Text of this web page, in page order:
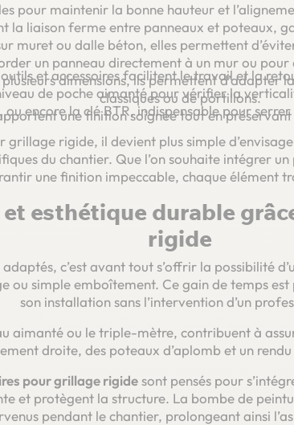
pour maintenir la bonne hauteur et
la liaison ferme entre panneaux et poteaux,
muret ou dalle béton, elles permettent
un panneau directement à un mur ou
dimensions, ils permettent d’adapter
classiques ou de portillons.
une finition soignée tout en préservant
et accessoires facilitent le travail et la
de poche aimanté pour vérifier la
ou encore la clé BTR, indispensable pour
grillage rigide, il devient plus simple
du chantier. Que l’on souhaite intégrer
une finition impeccable, chaque élément
esthétique durable
rigide
adaptés, c’est avant tout s’offrir la possibilité
ou simple emboîtement. Ce gain de temps
son installation sans l’intervention d’un
aimanté ou le triple-mètre, contribuent à
droite, des poteaux d’aplomb et un
pour grillage rigidesont pensés pour
et protègent la structure. La bombe de
pendant le chantier, prolongeant ainsi